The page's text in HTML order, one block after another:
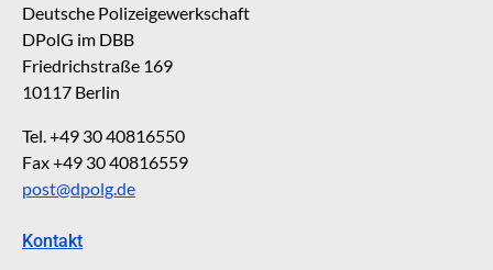
Deutsche Polizeigewerkschaft
DPolG im DBB
Friedrichstraße 169
10117 Berlin
Tel. +49 30 40816550
Fax +49 30 40816559
post@dpolg.de
Kontakt